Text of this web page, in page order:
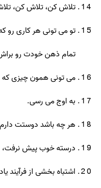
تلاش کن، تلاش کن،
تو می تونی هر کاری رو
تمام ذهن خودت رو
می تونی همون چیزی که
به اوج می رسی.
هر چه باشد دوستت
درسته خوب پیش نرفت،
اشتباه بخشی از